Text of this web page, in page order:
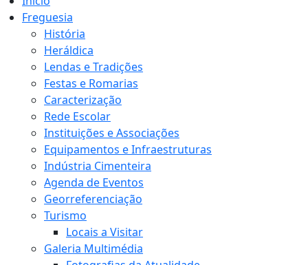
Freguesia
História
Heráldica
Lendas e Tradições
Festas e Romarias
Caracterização
Rede Escolar
Instituições e Associações
Equipamentos e Infraestruturas
Indústria Cimenteira
Agenda de Eventos
Georreferenciação
Turismo
Locais a Visitar
Galeria Multimédia